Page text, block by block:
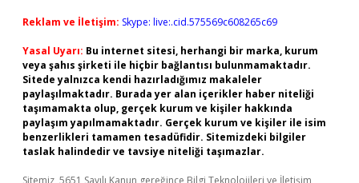
Reklam ve İletişim: Skype: live:.cid.575569c608265c69
Yasal Uyarı: Bu internet sitesi, herhangi bir marka, kurum
veya şahıs şirketi ile hiçbir bağlantısı bulunmamaktadır.
Sitede yalnızca kendi hazırladığımız makaleler
paylaşılmaktadır. Burada yer alan içerikler haber niteliği
taşımamakta olup, gerçek kurum ve kişiler hakkında
paylaşım yapılmamaktadır. Gerçek kurum ve kişiler ile isim
benzerlikleri tamamen tesadüfidir. Sitemizdeki bilgiler
taslak halindedir ve tavsiye niteliği taşımazlar.
Sitemiz, 5651 Sayılı Kanun gereğince Bilgi Teknolojileri ve İletişim